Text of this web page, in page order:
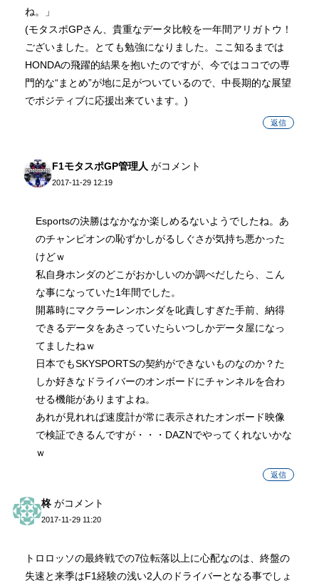
ね。」
(モタスポGPさん、貴重なデータ比較を一年間アリガトウ！
ございました。とても勉強になりました。ここ知るまでは
HONDAの飛躍的結果を抱いたのですが、今ではココでの専
門的な“まとめ”が地に足がついているので、中長期的な展望
でポジティブに応援出来ています。)
返信
F1モタスポGP管理人 がコメント
2017-11-29 12:19
Esportsの決勝はなかなか楽しめるないようでしたね。あ
のチャンピオンの恥ずかしがるしぐさが気持ち悪かった
けどｗ
私自身ホンダのどこがおかしいのか調べだしたら、こん
な事になっていた1年間でした。
開幕時にマクラーレンホンダを叱責しすぎた手前、納得
できるデータをあさっていたらいつしかデータ屋になっ
てましたねｗ
日本でもSKYSPORTSの契約ができないものなのか？た
しか好きなドライバーのオンボードにチャンネルを合わ
せる機能がありますよね。
あれが見れれば速度計が常に表示されたオンボード映像
で検証できるんですが・・・DAZNでやってくれないかな
ｗ
返信
柊 がコメント
2017-11-29 11:20
トロロッソの最終戦での7位転落以上に心配なのは、終盤の
失速と来季はF1経験の浅い2人のドライバーとなる事でしょ